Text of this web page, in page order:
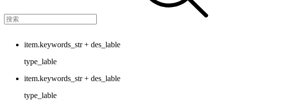
item.keywords_str + des_lable
type_lable
item.keywords_str + des_lable
type_lable